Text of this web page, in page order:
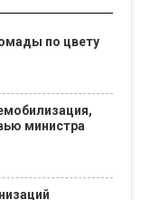
по цвету
министра